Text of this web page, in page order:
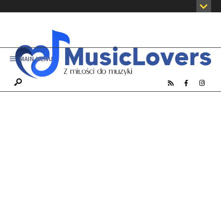
MAIN MENU